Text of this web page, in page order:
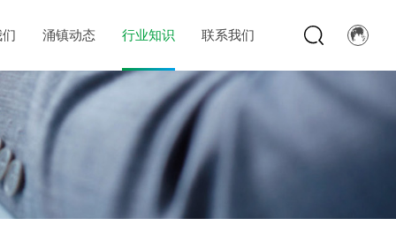
涌镇动态 行业知识 联系我们